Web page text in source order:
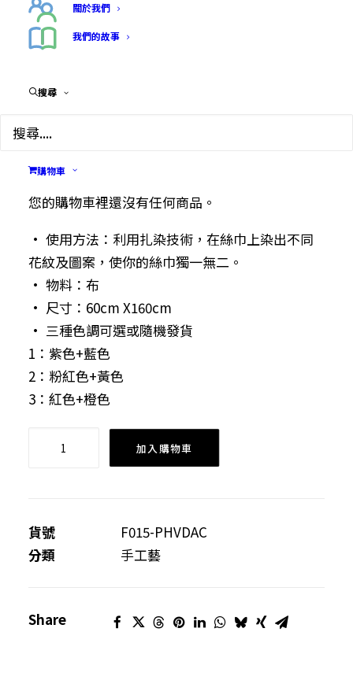
關於我們
我們的故事
搜尋
購物車
您的購物車裡還沒有任何商品。
扎染絲巾
$89.00
• 使用方法：利用扎染技術，在絲巾上染出不同
花紋及圖案，使你的絲巾獨一無二。
• 物料：布
• 尺寸：60cm X160cm
• 三種色調可選或隨機發貨
1：紫色+藍色
2：粉紅色+黃色
3：紅色+橙色
數
量
加入購物車
貨號
F015-PHVDAC
分類
手工藝
Share